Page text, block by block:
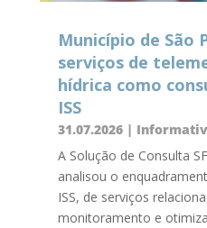
Município de São
serviços de
hídrica como
ISS
31.07.2026|
A Solução de Consulta
analisou o
ISS, de serviços
monitoramento e